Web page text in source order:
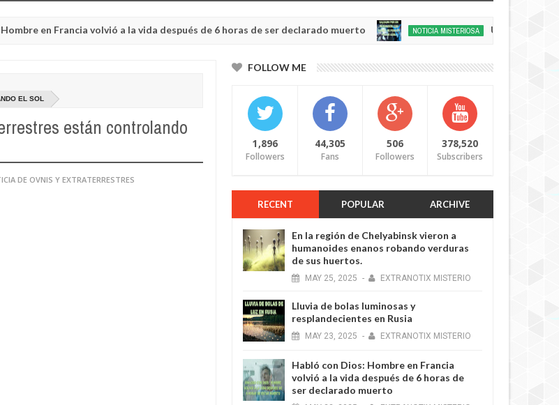
Francia volvió a la vida después de 6 horas de ser declarado muerto
20250
NOTICIA MISTERIOSA Un humanoide con
EL SOL
están controlando
DE OVNIS Y EXTRATERRESTRES
FOLLOW ME
1,896
Followers
44,305
Fans
506
Followers
378,520
Subscribers
RECENT POPULAR ARCHIVE
En la región de Chelyabinsk vieron a
humanoides enanos robando verduras
de sus huertos.
MAY 25, 2025 - EXTRANOTIX MISTERIO
Lluvia de bolas luminosas y
resplandecientes en Rusia
MAY 23, 2025 - EXTRANOTIX MISTERIO
Habló con Dios: Hombre en Francia
volvió a la vida después de 6 horas de
ser declarado muerto